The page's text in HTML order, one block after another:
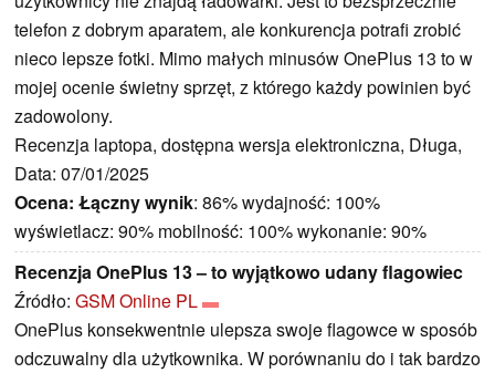
telefon z dobrym aparatem, ale konkurencja potrafi zrobić
nieco lepsze fotki. Mimo małych minusów OnePlus 13 to w
mojej ocenie świetny sprzęt, z którego każdy powinien być
zadowolony.
Recenzja laptopa, dostępna wersja elektroniczna, Długa,
Data: 07/01/2025
Ocena: Łączny wynik: 86% wydajność: 100%
wyświetlacz: 90% mobilność: 100% wykonanie: 90%
Recenzja OnePlus 13 – to wyjątkowo udany flagowiec
Źródło: GSM Online PL
OnePlus konsekwentnie ulepsza swoje flagowce w sposób
odczuwalny dla użytkownika. W porównaniu do i tak bardzo